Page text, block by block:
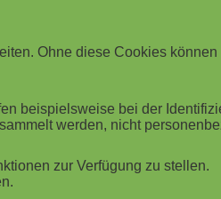
weniger in Angeboten und
das Richtige, nicht zum richtigen
Ohne diese Cookies können
beispielsweise bei der
werden, nicht
zur Verfügung zu stellen.